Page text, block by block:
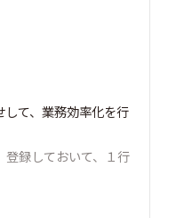
て、業務効率化を行
登録しておいて、１行